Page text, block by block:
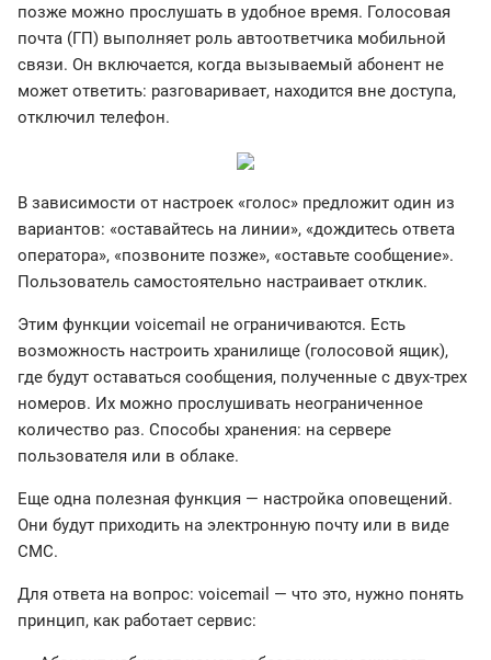
позже можно прослушать в удобное время. Голосовая
почта (ГП) выполняет роль автоответчика мобильной
связи. Он включается, когда вызываемый абонент не
может ответить: разговаривает, находится вне доступа,
отключил телефон.
В зависимости от настроек «голос» предложит один из
вариантов: «оставайтесь на линии», «дождитесь ответа
оператора», «позвоните позже», «оставьте сообщение».
Пользователь самостоятельно настраивает отклик.
Этим функции voicemail не ограничиваются. Есть
возможность настроить хранилище (голосовой ящик),
где будут оставаться сообщения, полученные с двух-трех
номеров. Их можно прослушивать неограниченное
количество раз. Способы хранения: на сервере
пользователя или в облаке.
Еще одна полезная функция — настройка оповещений.
Они будут приходить на электронную почту или в виде
СМС.
Для ответа на вопрос: voicemail — что это, нужно понять
принцип, как работает сервис: